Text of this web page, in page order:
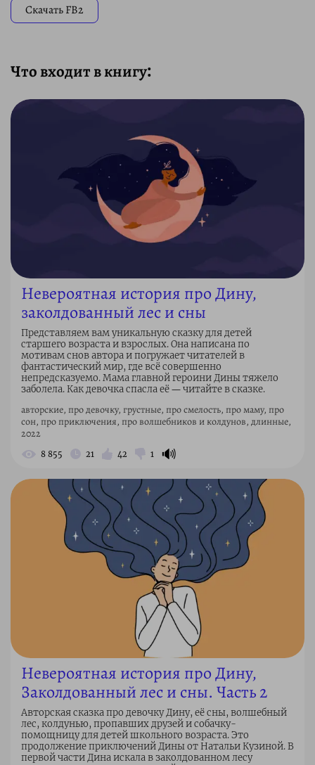
Скачать FB2
Что входит в книгу:
Невероятная история про Дину,
заколдованный лес и сны
Представляем вам уникальную сказку для детей
старшего возраста и взрослых. Она написана по
мотивам снов автора и погружает читателей в
фантастический мир, где всё совершенно
непредсказуемо. Мама главной героини Дины тяжело
заболела. Как девочка спасла её ― читайте в сказке.
авторские, про девочку, грустные, про смелость, про маму, про
сон, про приключения, про волшебников и колдунов, длинные,
2022
8 855 21 42 1 🔊
Невероятная история про Дину,
Заколдованный лес и сны. Часть 2
Авторская сказка про девочку Дину, её сны, волшебный
лес, колдунью, пропавших друзей и собачку-
помощницу для детей школьного возраста. Это
продолжение приключений Дины от Натальи Кузиной. В
первой части Дина искала в заколдованном лесу